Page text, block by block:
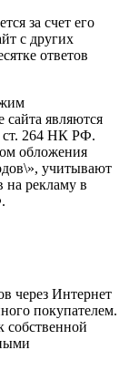
за счет его
с других
ответов
являются
ст. 264 НК РФ.
обложения
учитывают
на рекламу в
через Интернет
покупателем.
собственной